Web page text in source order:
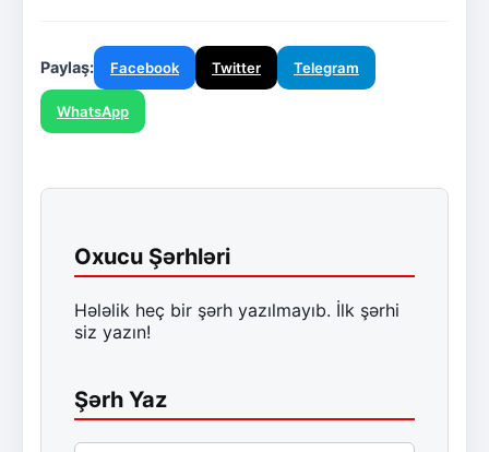
Paylaş: Facebook Twitter Telegram
WhatsApp
Oxucu Şərhləri
Hələlik heç bir şərh yazılmayıb. İlk şərhi
siz yazın!
Şərh Yaz